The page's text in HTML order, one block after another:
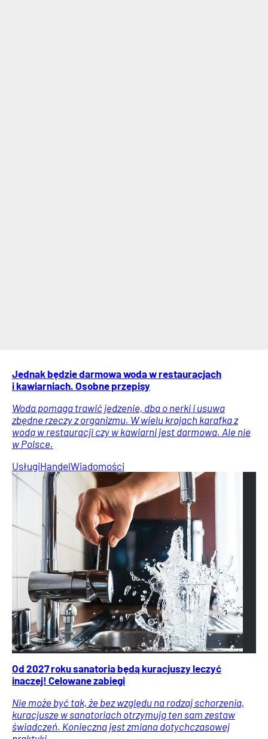
Jednak będzie darmowa woda w restauracjach
i kawiarniach. Osobne przepisy
Woda pomaga trawić jedzenie, dba o nerki i usuwa
zbędne rzeczy z organizmu. W wielu krajach karafka z
wodą w restauracji czy w kawiarni jest darmowa. Ale nie
w Polsce.
UsługiHandelWiadomości
Od 2027 roku sanatoria będą kuracjuszy leczyć
inaczej! Celowane zabiegi
Nie może być tak, że bez względu na rodzaj schorzenia,
kuracjusze w sanatoriach otrzymują ten sam zestaw
świadczeń. Konieczna jest zmiana dotychczasowej